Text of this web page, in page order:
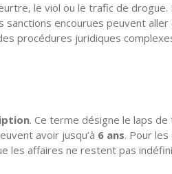
le viol ou le trafic de
encourues peuvent
procédures juridiques
. Ce terme désigne le laps
avoir jusqu’à 6 ans. Pour
affaires ne restent pas